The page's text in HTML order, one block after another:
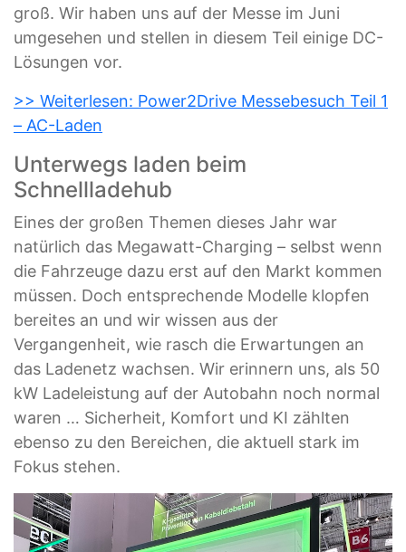
groß. Wir haben uns auf der Messe im Juni
umgesehen und stellen in diesem Teil einige DC-
Lösungen vor.
>> Weiterlesen: Power2Drive Messebesuch Teil 1
– AC-Laden
Unterwegs laden beim
Schnellladehub
Eines der großen Themen dieses Jahr war
natürlich das Megawatt-Charging – selbst wenn
die Fahrzeuge dazu erst auf den Markt kommen
müssen. Doch entsprechende Modelle klopfen
bereites an und wir wissen aus der
Vergangenheit, wie rasch die Erwartungen an
das Ladenetz wachsen. Wir erinnern uns, als 50
kW Ladeleistung auf der Autobahn noch normal
waren … Sicherheit, Komfort und KI zählten
ebenso zu den Bereichen, die aktuell stark im
Fokus stehen.